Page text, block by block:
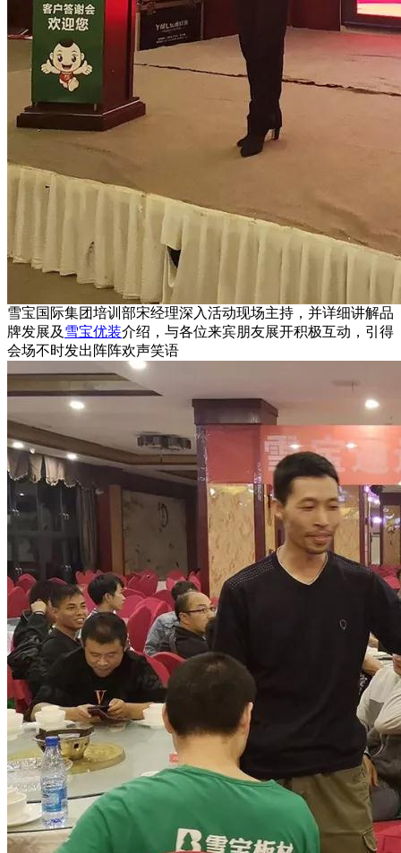
雪宝国际集团培训部宋经理深入活动现场主持，并详细讲解品
牌发展及 雪宝优装介绍，与各位来宾朋友展开积极互动，引得
会场不时发出阵阵欢声笑语